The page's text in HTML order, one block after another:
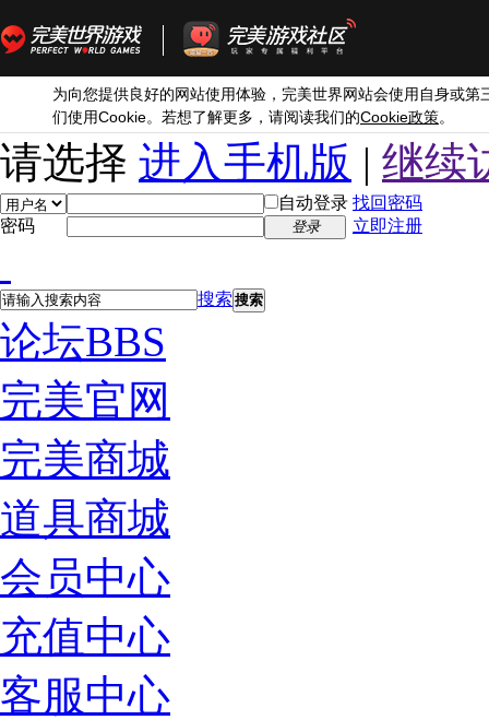
为向您提供良好的网站使用体验，完美世界网站会使用自身或第
们使用Cookie。若想了解更多，请阅读我们的Cookie政策。
请选择 进入手机版 | 继续
自动登录 找回密码
密码
登录 立即注册
搜索 搜索
论坛BBS
完美官网
完美商城
道具商城
会员中心
充值中心
客服中心